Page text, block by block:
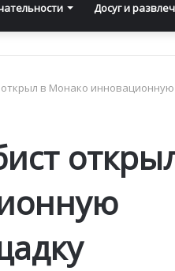
Досуг и
в Монако